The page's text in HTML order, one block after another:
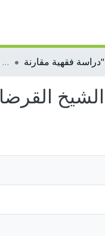
Fundamentals of Religious أصول الدين